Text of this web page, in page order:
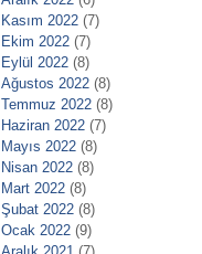
Kasım 2022 (7)
Ekim 2022 (7)
Eylül 2022 (8)
Ağustos 2022 (8)
Temmuz 2022 (8)
Haziran 2022 (7)
Mayıs 2022 (8)
Nisan 2022 (8)
Mart 2022 (8)
Şubat 2022 (8)
Ocak 2022 (9)